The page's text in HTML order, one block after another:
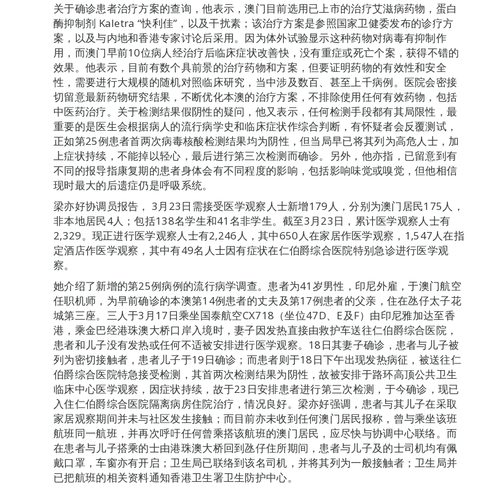
关于确诊患者治疗方案的查询，他表示，澳门目前选用已上市的治疗艾滋病药物，蛋白
酶抑制剂 Kaletra “快利佳”，以及干扰素；该治疗方案是参照国家卫健委发布的诊疗方
案，以及与内地和香港专家讨论后采用。因为体外试验显示这种药物对病毒有抑制作
用，而澳门早前10位病人经治疗后临床症状改善快，没有重症或死亡个案，获得不错的
效果。他表示，目前有数个具前景的治疗药物和方案，但要证明药物的有效性和安全
性，需要进行大规模的随机对照临床研究，当中涉及数百、甚至上千病例。医院会密接
切留意最新药物研究结果，不断优化本澳的治疗方案，不排除使用任何有效药物，包括
中医药治疗。关于检测结果假阴性的疑问，他又表示，任何检测手段都有其局限性，最
重要的是医生会根据病人的流行病学史和临床症状作综合判断，有怀疑者会反覆测试，
正如第25例患者首两次病毒核酸检测结果均为阴性，但当局早已将其列为高危人士，加
上症状持续，不能掉以轻心，最后进行第三次检测而确诊。另外，他亦指，已留意到有
不同的报导指康复期的患者身体会有不同程度的影响，包括影响味觉或嗅觉，但他相信
现时最大的后遗症仍是呼吸系统。
梁亦好协调员报告， 3月23日需接受医学观察人士新增179人，分别为澳门居民175人，
非本地居民4人；包括138名学生和41名非学生。截至3月23日，累计医学观察人士有
2,329。现正进行医学观察人士有2,246人，其中650人在家居作医学观察，1,547人在指
定酒店作医学观察，其中有49名人士因有症状在仁伯爵综合医院特别急诊进行医学观
察。
她介绍了新增的第25例病例的流行病学调查。患者为41岁男性，印尼外雇，于澳门航空
任职机师，为早前确诊的本澳第14例患者的丈夫及第17例患者的父亲，住在氹仔太子花
城第三座。三人于3月17日乘坐国泰航空CX718（坐位47D、E及F）由印尼雅加达至香
港，乘金巴经港珠澳大桥口岸入境时，妻子因发热直接由救护车送往仁伯爵综合医院，
患者和儿子没有发热或任何不适被安排进行医学观察。18日其妻子确诊，患者与儿子被
列为密切接触者，患者儿子于19日确诊；而患者则于18日下午出现发热病征，被送往仁
伯爵综合医院特急接受检测，其首两次检测结果为阴性，故被安排于路环高顶公共卫生
临床中心医学观察，因症状持续，故于23日安排患者进行第三次检测，于今确诊，现已
入住仁伯爵综合医院隔离病房住院治疗，情况良好。梁亦好强调，患者与其儿子在采取
家居观察期间并未与社区发生接触；而目前亦未收到任何澳门居民报称，曾与乘坐该班
航班同一航班，并再次呼吁任何曾乘搭该航班的澳门居民，应尽快与协调中心联络。而
在患者与儿子搭乘的士由港珠澳大桥回到氹仔住所期间，患者与儿子及的士司机均有佩
戴口罩，车窗亦有开启；卫生局已联络到该名司机，并将其列为一般接触者；卫生局并
已把航班的相关资料通知香港卫生署卫生防护中心。